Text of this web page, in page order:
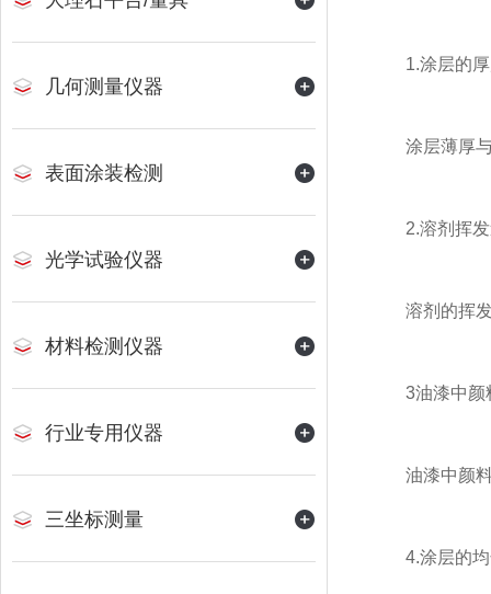
几何测量仪器
表面涂装检测
光学试验仪器
材料检测仪器
行业专用仪器
三坐标测量
1.涂层的厚
涂层薄厚与
2.溶剂挥发
溶剂的挥发
3油漆中颜料
油漆中颜料
4.涂层的均